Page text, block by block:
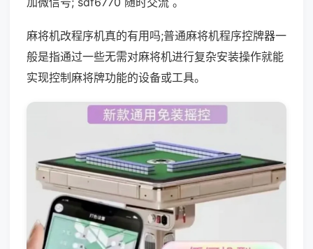
麻将机改程序机真的有用吗;普通麻将机程序控牌器一
般是指通过一些无需对麻将机进行复杂安装操作就能
实现控制麻将牌功能的设备或工具。